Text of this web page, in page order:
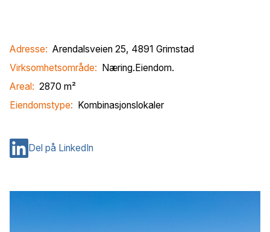
Adresse: Arendalsveien 25, 4891 Grimstad
Virksomhetsområde: Næring.Eiendom.
Areal: 2870 m²
Eiendomstype: Kombinasjonslokaler
Del på LinkedIn